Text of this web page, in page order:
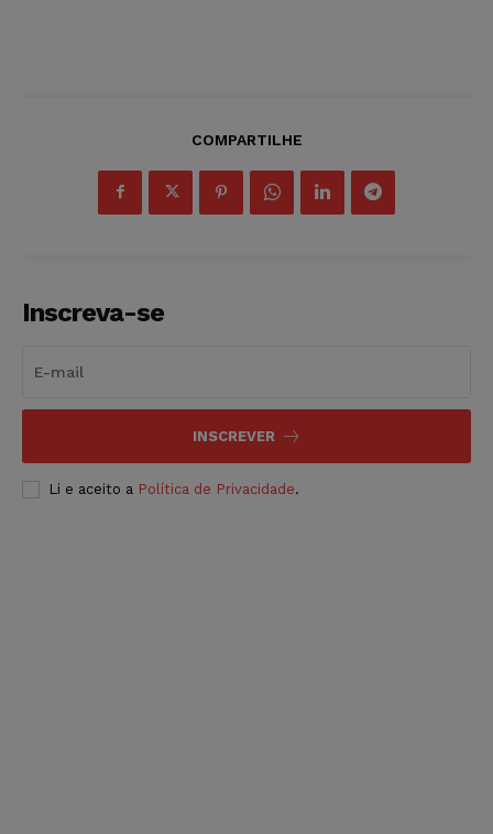
COMPARTILHE
Inscreva-se
INSCREVER
Li e aceito a Política de Privacidade.